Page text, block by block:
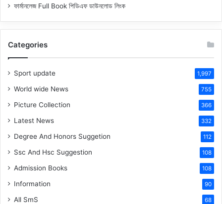
ফার্মানলেজ Full Book পিডিএফ ডাউনলোড লিংক
Categories
Sport update 1,997
World wide News 755
Picture Collection 366
Latest News 332
Degree And Honors Suggetion 112
Ssc And Hsc Suggestion 108
Admission Books 108
Information 90
All SmS 68